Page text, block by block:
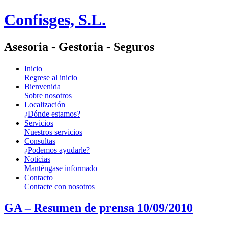
Confisges, S.L.
Asesoria - Gestoria - Seguros
Inicio
Regrese al inicio
Bienvenida
Sobre nosotros
Localización
¿Dónde estamos?
Servicios
Nuestros servicios
Consultas
¿Podemos ayudarle?
Noticias
Manténgase informado
Contacto
Contacte con nosotros
GA – Resumen de prensa 10/09/2010